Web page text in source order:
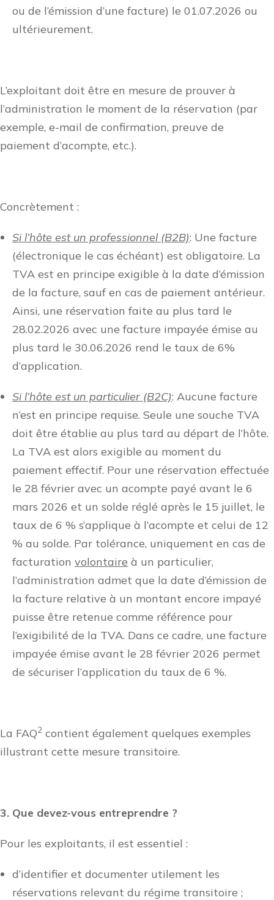
ou de l’émission d’une facture) le 01.07.2026 ou
ultérieurement.
L’exploitant doit être en mesure de prouver à
l’administration le moment de la réservation (par
exemple, e-mail de confirmation, preuve de
paiement d’acompte, etc.).
Concrètement :
Si l’hôte est un professionnel (B2B): Une facture
(électronique le cas échéant) est obligatoire. La
TVA est en principe exigible à la date d’émission
de la facture, sauf en cas de paiement antérieur.
Ainsi, une réservation faite au plus tard le
28.02.2026 avec une facture impayée émise au
plus tard le 30.06.2026 rend le taux de 6%
d’application.
Si l’hôte est un particulier (B2C): Aucune facture
n’est en principe requise. Seule une souche TVA
doit être établie au plus tard au départ de l’hôte.
La TVA est alors exigible au moment du
paiement effectif. Pour une réservation effectuée
le 28 février avec un acompte payé avant le 6
mars 2026 et un solde réglé après le 15 juillet, le
taux de 6 % s’applique à l’acompte et celui de 12
% au solde. Par tolérance, uniquement en cas de
facturation volontaire à un particulier,
l’administration admet que la date d’émission de
la facture relative à un montant encore impayé
puisse être retenue comme référence pour
l’exigibilité de la TVA. Dans ce cadre, une facture
impayée émise avant le 28 février 2026 permet
de sécuriser l’application du taux de 6 %.
La FAQ2 contient également quelques exemples
illustrant cette mesure transitoire.
3. Que devez-vous entreprendre ?
Pour les exploitants, il est essentiel :
d’identifier et documenter utilement les
réservations relevant du régime transitoire ;